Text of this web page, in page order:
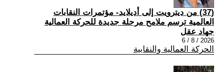
(37) من ديترويت إلى أديلايد- مؤتمرات النقابات
العالمية ترسم ملامح مرحلة جديدة للحركة العمالية
جهاد عقل
2026 / 8 / 6
الحركة العمالية والنقابية